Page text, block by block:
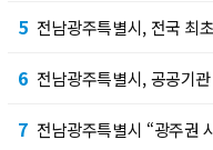
5 전남광주특별시, 전국 최
6 전남광주특별시, 공공기
7 전남광주특별시 “광주권